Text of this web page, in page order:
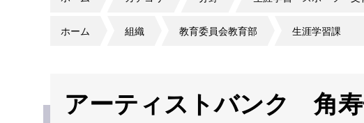
ホーム 組織 教育委員会教育部 生涯学習課
アーティストバンク 角寿